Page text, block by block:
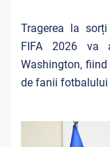
Tragerea la
FIFA 2026 va
Washington,
de fanii fotbalului